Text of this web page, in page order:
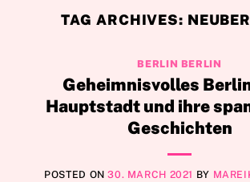
TAG ARCHIVES:
BERLIN BERLIN
Geheimnisvolles
Hauptstadt und ihre
Geschichten
POSTED ON30. MARCH 2021 BY